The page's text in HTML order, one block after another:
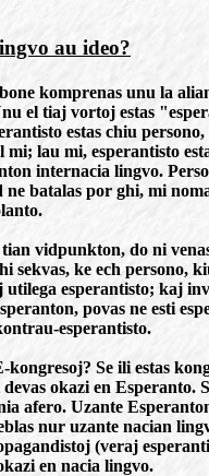
au ideo?
komprenas unu la
el tiaj vortoj estas
estas chiu
mi; lau mi, esperantisto
internacia lingvo.
ne batalas por ghi, mi
tian vidpunkton, do ni
sekvas, ke ech persono,
utilega esperantisto; kaj
povas ne esti
esperantisto.
kongresoj? Se ili estas
okazi en Esperanto.
afero. Uzante
nur uzante nacian
(veraj
en nacia lingvo.